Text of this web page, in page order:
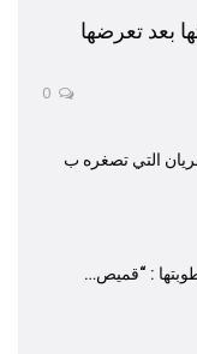
بعد تعرضها
التي تصغره ب
: “قميص…